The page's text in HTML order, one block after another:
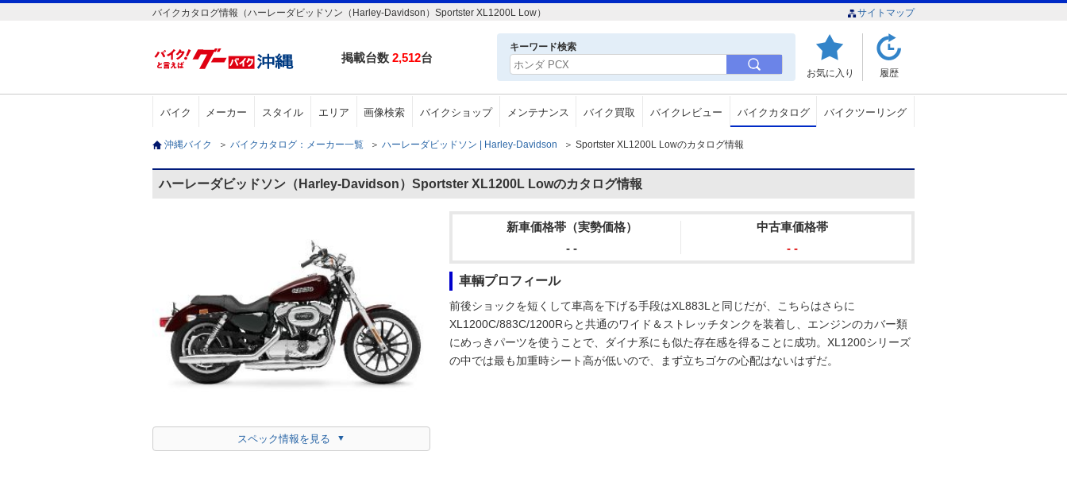
バイクカタログ情報（ハーレーダビッドソン（Harley-Davidson）Sportster XL1200L Low） サイトマップ
掲載台数 2,512台
キーワード検索
お気に入り 履歴
バイク メーカー スタイル エリア 画像検索 バイクショップ メンテナンス バイク買取 バイクレビュー バイクカタログ バイクツーリング
沖縄バイク ＞ バイクカタログ：メーカー一覧 ＞ ハーレーダビッドソン | Harley-Davidson ＞ Sportster XL1200L Lowのカタログ情報
ハーレーダビッドソン（Harley-Davidson）Sportster XL1200L Lowのカタログ情報
スペック情報を見る
新車価格帯（実勢価格）
- -
中古車価格帯
- -
車輌プロフィール
前後ショックを短くして車高を下げる手段はXL883Lと同じだが、こちらはさらに
XL1200C/883C/1200Rらと共通のワイド＆ストレッチタンクを装着し、エンジンのカバー類
にめっきパーツを使うことで、ダイナ系にも似た存在感を得ることに成功。XL1200シリーズ
の中では最も加重時シート高が低いので、まず立ちゴケの心配はないはずだ。